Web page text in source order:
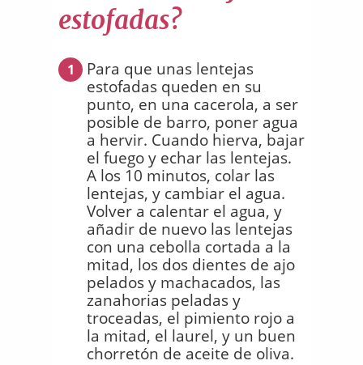
estofadas?
1
Para que unas lentejas
estofadas queden en su
punto, en una cacerola, a ser
posible de barro, poner agua
a hervir. Cuando hierva, bajar
el fuego y echar las lentejas.
A los 10 minutos, colar las
lentejas, y cambiar el agua.
Volver a calentar el agua, y
añadir de nuevo las lentejas
con una cebolla cortada a la
mitad, los dos dientes de ajo
pelados y machacados, las
zanahorias peladas y
troceadas, el pimiento rojo a
la mitad, el laurel, y un buen
chorretón de aceite de oliva.